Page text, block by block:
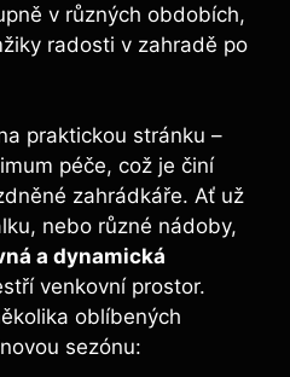
v různých obdobích,
radosti v zahradě po
praktickou stránku –
péče, což je činí
zahrádkáře. Ať už
nebo různé nádoby,
a dynamická
venkovní prostor.
oblíbených
sezónu: